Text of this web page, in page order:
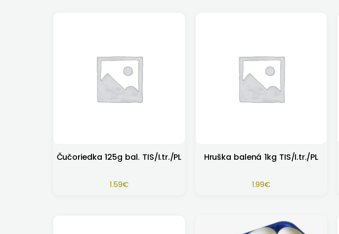
Čučoriedka 125g bal. TIS/I.tr./PL
1.59€
Hruška balená 1kg TIS/I.tr./PL
1.99€